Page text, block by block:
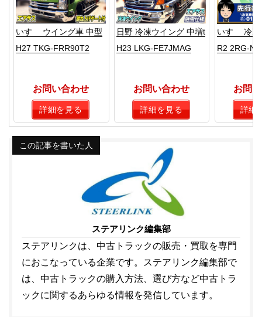
いすゞ ウイング車 中型
H27 TKG-FRR90T2
お問い合わせ
詳細を見る
日野 冷凍ウイング 中増t
H23 LKG-FE7JMAG
お問い合わせ
詳細を見る
いすゞ 冷
R2 2RG-
お問
詳細
この記事を書いた人
ステアリンク編集部
ステアリンクは、中古トラックの販売・買取を専門
におこなっている企業です。ステアリンク編集部で
は、中古トラックの購入方法、選び方など中古トラ
ックに関するあらゆる情報を発信しています。